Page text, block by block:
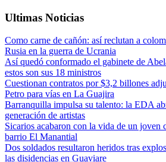
Ultimas Noticias
Como carne de cañón: así reclutan a
Rusia en la guerra de Ucrania
Así quedó conformado el gabinete de
estos son sus 18 ministros
Cuestionan contratos por $3,2 billones
Petro para vías en La Guajira
Barranquilla impulsa su talento: la EDA
generación de artistas
Sicarios acabaron con la vida de un joven
barrio El Manantial
Dos soldados resultaron heridos tras
las disidencias en Guaviare